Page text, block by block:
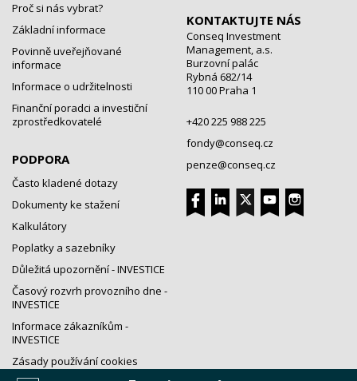
Proč si nás vybrat?
Základní informace
Povinně uveřejňované
informace
Informace o udržitelnosti
Finanční poradci a investiční
zprostředkovatelé
PODPORA
Často kladené dotazy
Dokumenty ke stažení
Kalkulátory
Poplatky a sazebníky
Důležitá upozornění - INVESTICE
Časový rozvrh provozního dne -
INVESTICE
Informace zákazníkům -
INVESTICE
Zásady používání cookies
KONTAKTUJTE NÁS
Conseq Investment
Management, a.s.
Burzovní palác
Rybná 682/14
110 00 Praha 1
+420 225 988 225
fondy@conseq.cz
penze@conseq.cz